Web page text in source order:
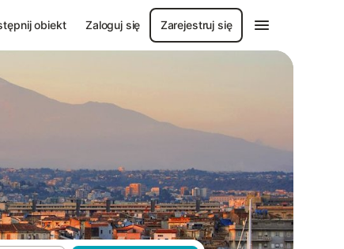
obiekt Zaloguj się Zarejestruj się